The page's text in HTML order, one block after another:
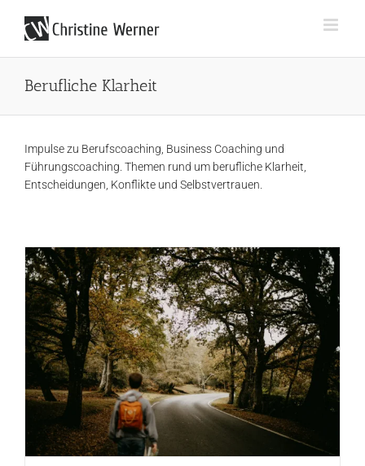
Inhalt
springen
Berufliche Klarheit
Impulse zu Berufscoaching, Business Coaching und
Führungscoaching. Themen rund um berufliche Klarheit,
Entscheidungen, Konflikte und Selbstvertrauen.